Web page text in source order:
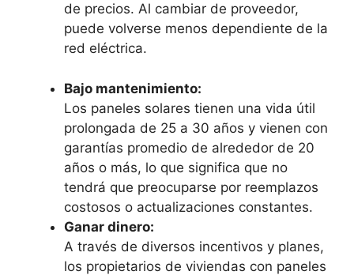
de precios. Al cambiar de proveedor,
puede volverse menos dependiente de la
red eléctrica.
Bajo mantenimiento:
Los paneles solares tienen una vida útil
prolongada de 25 a 30 años y vienen con
garantías promedio de alrededor de 20
años o más, lo que significa que no
tendrá que preocuparse por reemplazos
costosos o actualizaciones constantes.
Ganar dinero:
A través de diversos incentivos y planes,
los propietarios de viviendas con paneles